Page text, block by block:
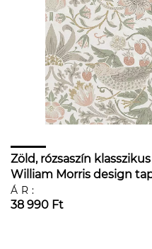
Zöld, rózsaszín
William Morris design
ÁR:
38 990 Ft